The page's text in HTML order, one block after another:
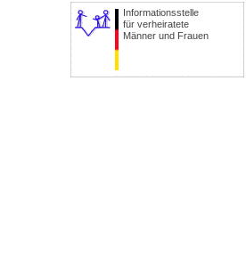
Informationsstelle
für verheiratete
Männer und Frauen